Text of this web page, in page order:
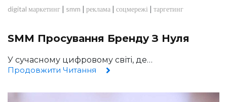
digital маркетинг | smm | реклама | соцмережі | таргетинг
SMM Просування Бренду З Нуля
У сучасному цифровому світі, де…
Продовжити Читання